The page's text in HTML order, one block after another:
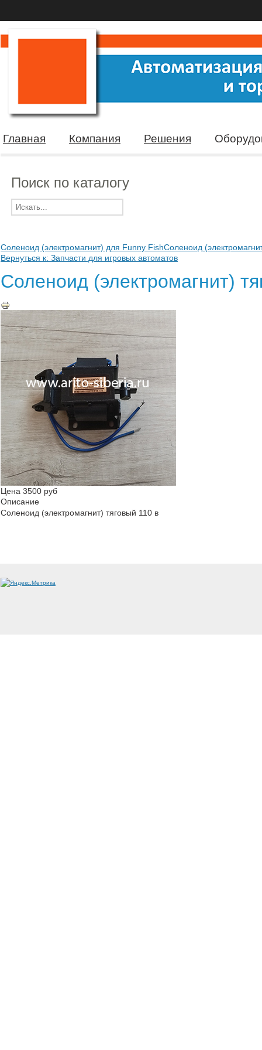
Главная Компания Решения
Поиск по каталогу
Соленоид (электромагнит) для Funny FishСоленоид
Вернуться к: Запчасти для игровых автоматов
Соленоид (электромагнит)
Цена 3500 руб
Описание
Соленоид (электромагнит) тяговый 110 в